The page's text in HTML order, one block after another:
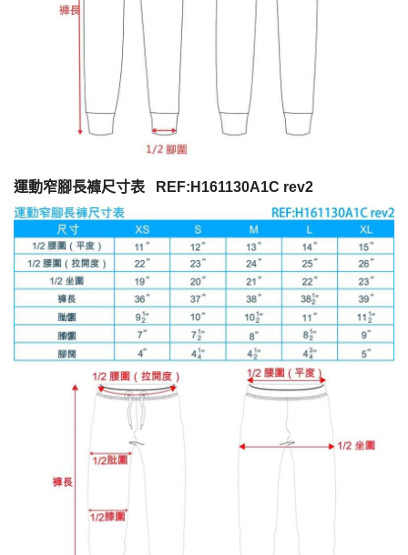
運動窄腳長褲尺寸表 REF:H161130A1C rev2